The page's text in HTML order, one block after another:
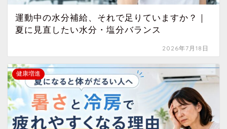
運動中の水分補給、それで足りていますか？｜
夏に見直したい水分・塩分バランス
2026年7月18日
健康増進